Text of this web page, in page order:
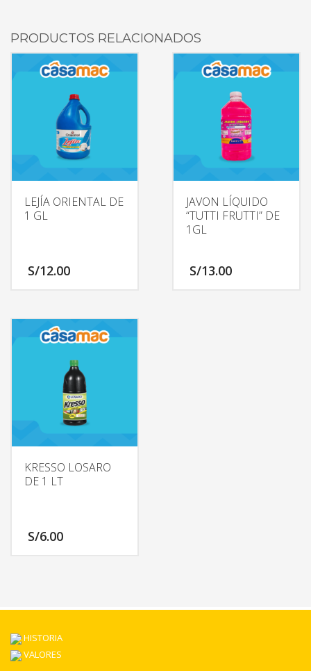
PRODUCTOS RELACIONADOS
LEJÍA ORIENTAL DE
1 GL
S/12.00
JAVON LÍQUIDO
“TUTTI FRUTTI” DE
1GL
S/13.00
KRESSO LOSARO
DE 1 LT
S/6.00
HISTORIA
VALORES